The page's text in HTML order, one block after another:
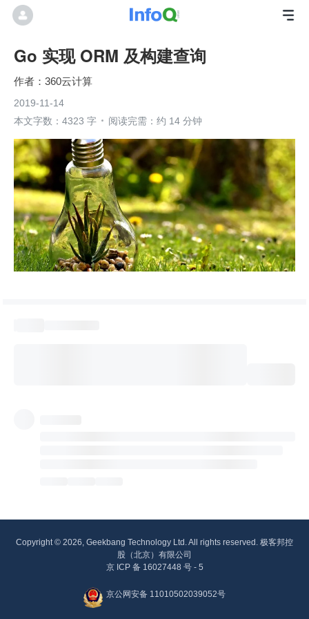
Go 实现 ORM 及构建查询
360云计算
2019-11-14
本文字数：4323 字
阅读完需：约 14 分钟
Copyright © 2026, Geekbang Technology Ltd. All rights reserved. 极客邦控
股（北京）有限公司
京 ICP 备 16027448 号 - 5
京公网安备 11010502039052号